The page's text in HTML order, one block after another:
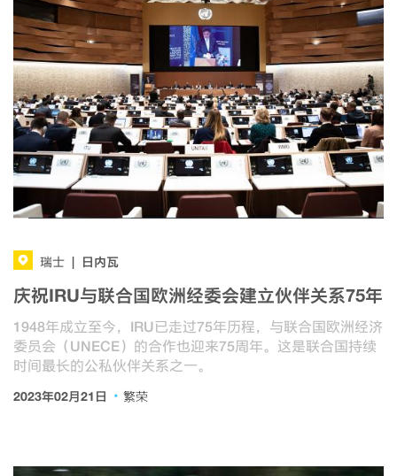
瑞士 日内瓦
庆祝IRU与联合国欧洲经委会建立伙伴关系75年
1948年成立至今，IRU已走过75年历程，与联合国欧洲经济
委员会（UNECE）的合作也迎来75周年。这是联合国持续
时间最长的公私伙伴关系之一。
2023年02月21日 · 繁荣